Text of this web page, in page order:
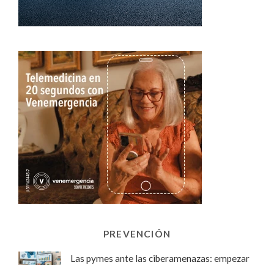
PREVENCIÓN
Las pymes ante las ciberamenazas: empezar